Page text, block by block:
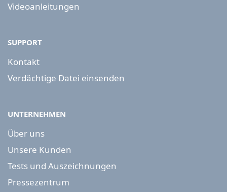
Videoanleitungen
SUPPORT
Kontakt
Verdächtige Datei einsenden
UNTERNEHMEN
Über uns
Unsere Kunden
Tests und Auszeichnungen
Pressezentrum